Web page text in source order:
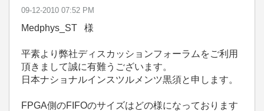
‎09-12-2010 07:52 PM
Medphys_ST 様
平素より弊社ディスカッションフォーラムをご利用
頂きまして誠に有難うございます。
日本ナショナルインスツルメンツ黒須と申します。
FPGA側のFIFOのサイズはどの様になっております